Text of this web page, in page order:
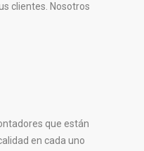
clientes. Nosotros
que están
en cada uno